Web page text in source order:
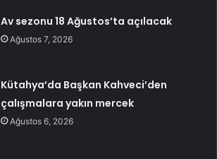
Av sezonu 18 Ağustos’ta açılacak
Ağustos 7, 2026
Kütahya’da Başkan Kahveci’den
çalışmalara yakın mercek
Ağustos 6, 2026